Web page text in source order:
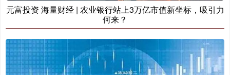
元富投资 海量财经 | 农业银行站上3万亿市值新坐标，吸引力
何来？